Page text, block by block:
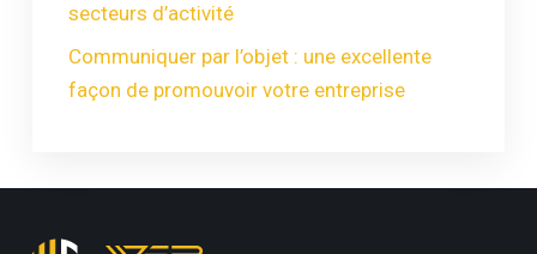
secteurs d’activité
Communiquer par l’objet : une excellente
façon de promouvoir votre entreprise